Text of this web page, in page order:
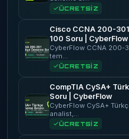
ÜCRETSİZ
Cisco CCNA 200-301
100 Soru | CyberFlow
CyberFlow CCNA 200-
tem…
ÜCRETSİZ
CompTIA CySA+
Soru | CyberFlow
CyberFlow CySA+
analist,…
ÜCRETSİZ